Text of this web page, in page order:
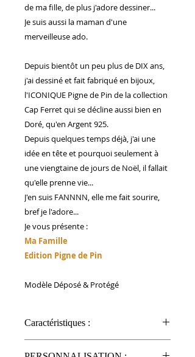
de ma fille, de plus j'adore dessiner...
Je suis aussi la maman d'une
merveilleuse ado.
Depuis bientôt un peu plus de DIX ans,
j'ai dessiné et fait fabriqué en bijoux,
l'ICONIQUE Pigne de Pin de la collection
Cap Ferret qui se décline aussi bien en
Doré, qu'en Argent 925.
Depuis quelques temps déjà, j'ai une
idée en tête et pourquoi seulement à
une viengtaine de jours de Noël, il fallait
qu'elle prenne vie...
J'en suis FANNNN, elle me fait sourire,
bref je l'adore...
Je vous présente :
Ma Famille
Edition Pigne de Pin
Modèle Déposé & Protégé
Caractéristiques :